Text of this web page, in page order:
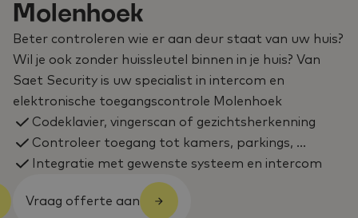
Molenhoek
Beter controleren wie er aan deur staat van uw huis?
Wil je ook zonder huissleutel binnen in je huis? Van
Saet Security is uw specialist in intercom en
elektronische toegangscontrole Molenhoek
Codeklavier, vingerscan of gezichtsherkenning
Controleer toegang tot kamers, parkings, …
Integratie met gewenste systeem en intercom
Vraag offerte aan